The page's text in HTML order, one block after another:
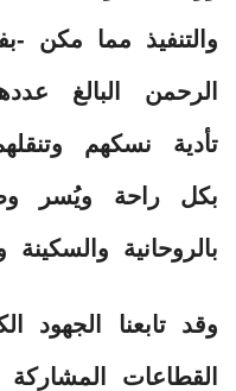
والتنفيذ مما مكن
تأدية نسكهم
بكل راحة ويُسر
بالروحانية والسكينة
وقد تابعنا الجهود
القطاعات